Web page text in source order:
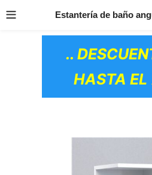
..
HASTA EL
Estantería de baño